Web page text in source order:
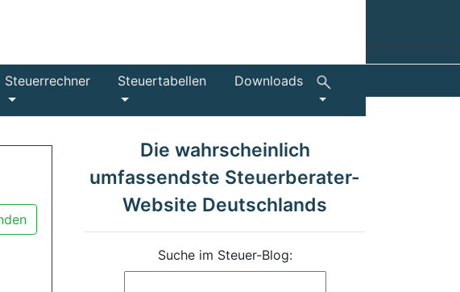
Steuerrechner Steuertabellen Downloads
Die wahrscheinlich
umfassendste Steuerberater-
Website Deutschlands
Suche im Steuer-Blog: